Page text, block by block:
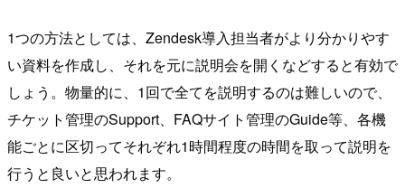
1つの方法としては、Zendesk導入担当者がより分かりやす
い資料を作成し、それを元に説明会を開くなどすると有効で
しょう。物量的に、1回で全てを説明するのは難しいので、
チケット管理のSupport、FAQサイト管理のGuide等、各機
能ごとに区切ってそれぞれ1時間程度の時間を取って説明を
行うと良いと思われます。